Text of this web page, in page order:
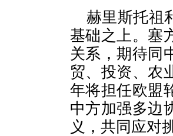
赫里斯托祖
基础之上。塞
关系，期待同
贸、投资、农
年将担任欧盟
中方加强多边
义，共同应对